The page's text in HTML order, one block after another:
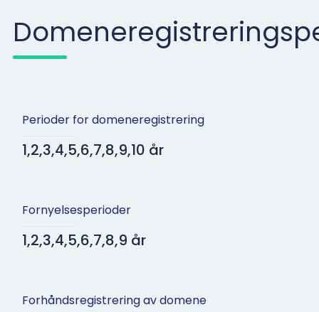
Perioder for domeneregistrering
1,2,3,4,5,6,7,8,9,10 år
Fornyelsesperioder
1,2,3,4,5,6,7,8,9 år
Forhåndsregistrering av domene